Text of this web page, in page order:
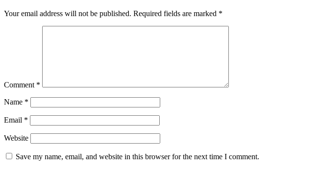
Your email address will not be published. Required fields are marked *
Comment *
Name *
Email *
Website
Save my name, email, and website in this browser for the next time I comment.